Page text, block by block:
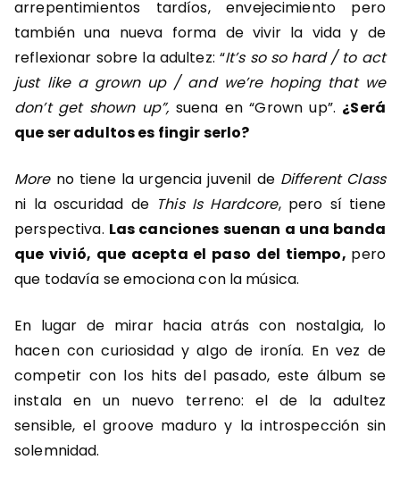
arrepentimientos tardíos, envejecimiento pero
también una nueva forma de vivir la vida y de
reflexionar sobre la adultez: “It’s so so hard / to act
just like a grown up / and we’re hoping that we
don’t get shown up”, suena en “Grown up”. ¿Será
que ser adultos es fingir serlo?
Moreno tiene la urgencia juvenil de Different Class
ni la oscuridad de This Is Hardcore, pero sí tiene
perspectiva. Las canciones suenan a una banda
que vivió, que acepta el paso del tiempo, pero
que todavía se emociona con la música.
En lugar de mirar hacia atrás con nostalgia, lo
hacen con curiosidad y algo de ironía. En vez de
competir con los hits del pasado, este álbum se
instala en un nuevo terreno: el de la adultez
sensible, el groove maduro y la introspección sin
solemnidad.